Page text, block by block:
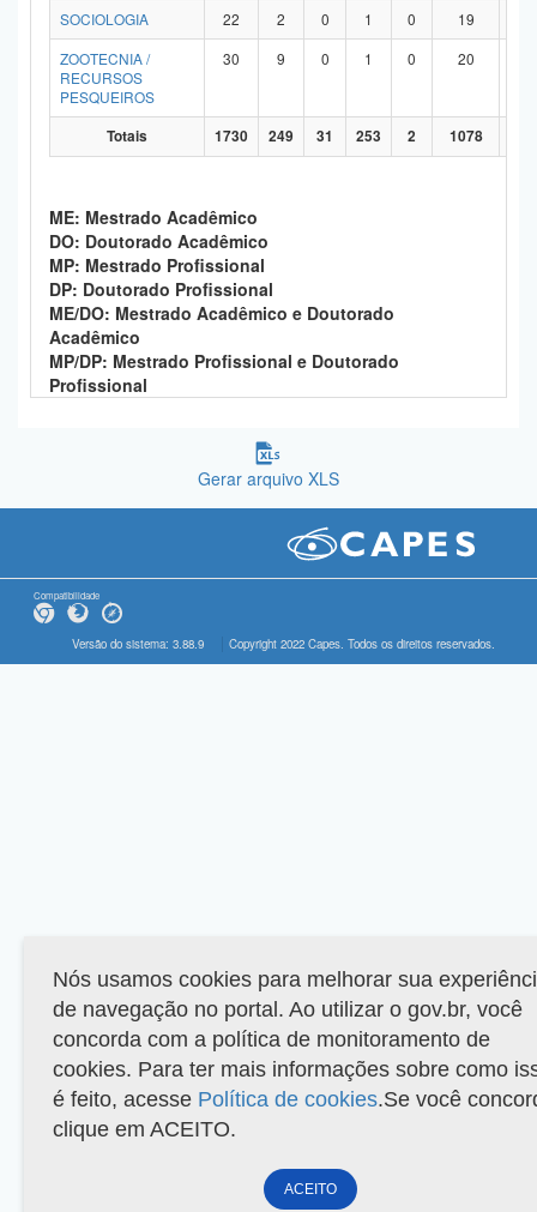
SOCIOLOGIA
22 2 0 1 0 19
ZOOTECNIA /
RECURSOS
PESQUEIROS
30 9 0 1 0 20
Totais 1730 249 31 253 2 1078
ME: Mestrado Acadêmico
DO: Doutorado Acadêmico
MP: Mestrado Profissional
DP: Doutorado Profissional
ME/DO: Mestrado Acadêmico e Doutorado
Acadêmico
MP/DP: Mestrado Profissional e Doutorado
Profissional
Gerar arquivo XLS
Compatibilidade
Versão do sistema: 3.88.9 Copyright 2022 Capes. Todos os direitos reservados.
Nós usamos cookies para melhorar sua
de navegação no portal. Ao utilizar o gov.br, você
concorda com a política de monitoramento de
cookies. Para ter mais informações sobre como
é feito, acesse Política de cookies.Se você
clique em ACEITO.
ACEITO